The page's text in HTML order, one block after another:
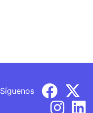
Síguenos